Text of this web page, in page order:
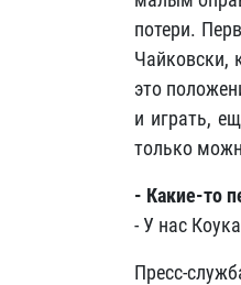
потери.
Чайковски,
это
и играть,
только
- Какие-то
- У нас
Пресс-